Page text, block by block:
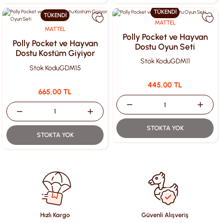
TÜKENDİ
MATTEL
Polly Pocket ve Hayvan
Dostu Kostüm Giyiyor
Oyun Seti
Stok KoduGDM15
665,00 TL
STOKTA YOK
TÜKENDİ
MATTEL
Polly Pocket ve Hayvan
Dostu Oyun Seti
Stok KoduGDM11
445,00 TL
STOKTA YOK
Hızlı Kargo Güvenli Alışveriş